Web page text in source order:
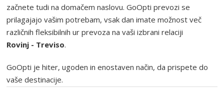
začnete tudi na domačem naslovu. GoOpti prevozi se
prilagajajo vašim potrebam, vsak dan imate možnost več
različnih fleksibilnih ur prevoza na vaši izbrani relaciji
Rovinj - Treviso.
GoOpti je hiter, ugoden in enostaven način, da prispete do
vaše destinacije.